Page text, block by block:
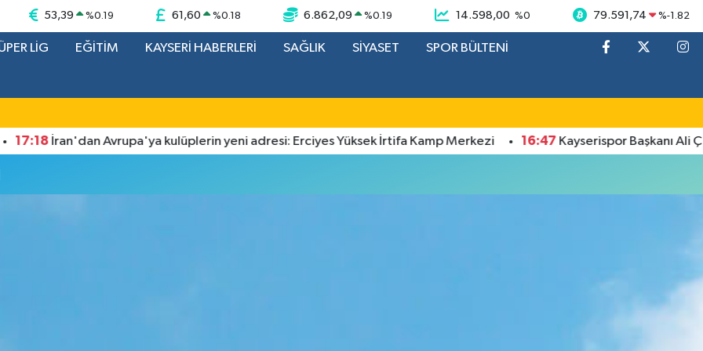
53,39 %0.19 61,60 %0.18 6.862,09 %0.19 14.598,00 %0 79.591,74 %-1.82
LİG EĞİTİM KAYSERİ HABERLERİ SAĞLIK SİYASET SPOR BÜLTENİ
İran'dan Avrupa'ya kulüplerin yeni adresi: Erciyes Yüksek İrtifa Kamp Merkezi 16:47Kayserispor Başkanı Ali